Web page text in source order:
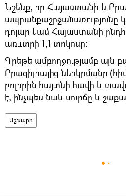
Նշենք, որ Հայաստանի և
ապրանքաշրջանառությունը
դոլար կամ Հայաստանի
առևտրի 1,1 տոկոսը։
Գրեթե ամբողջությամբ այն
Բրազիլիայից ներկրմանը
բոլորին հայտնի հավի և
է, ինչպես նաև սուրճը և
Աշխարհ